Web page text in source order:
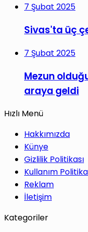
7 Şubat 2025
Sivas'ta üç
7 Şubat 2025
Mezun
araya geldi
Hızlı Menü
Hakkımızda
Künye
Gizlilik Politikası
Kullanım
Reklam
İletişim
Kategoriler